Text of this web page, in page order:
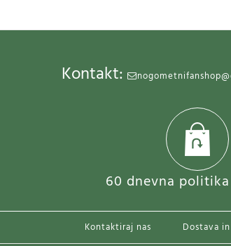
Kontakt:
60 dnevna
Kontaktiraj nas Dostava